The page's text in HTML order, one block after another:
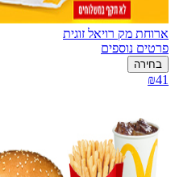
ארוחת מק רויאל זוגית
פרטים נוספים
בחירה
₪41